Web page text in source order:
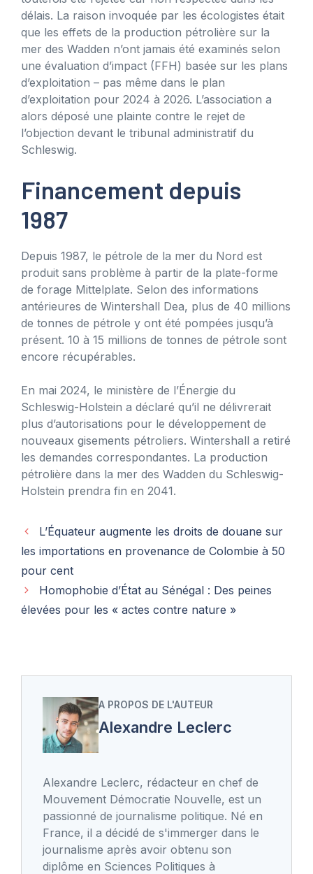
délais. La raison invoquée par les écologistes était
que les effets de la production pétrolière sur la
mer des Wadden n’ont jamais été examinés selon
une évaluation d’impact (FFH) basée sur les plans
d’exploitation – pas même dans le plan
d’exploitation pour 2024 à 2026. L’association a
alors déposé une plainte contre le rejet de
l’objection devant le tribunal administratif du
Schleswig.
Financement depuis
1987
Depuis 1987, le pétrole de la mer du Nord est
produit sans problème à partir de la plate-forme
de forage Mittelplate. Selon des informations
antérieures de Wintershall Dea, plus de 40 millions
de tonnes de pétrole y ont été pompées jusqu’à
présent. 10 à 15 millions de tonnes de pétrole sont
encore récupérables.
En mai 2024, le ministère de l’Énergie du
Schleswig-Holstein a déclaré qu’il ne délivrerait
plus d’autorisations pour le développement de
nouveaux gisements pétroliers. Wintershall a retiré
les demandes correspondantes. La production
pétrolière dans la mer des Wadden du Schleswig-
Holstein prendra fin en 2041.
L’Équateur augmente les droits de douane sur
les importations en provenance de Colombie à 50
pour cent
Homophobie d’État au Sénégal : Des peines
élevées pour les « actes contre nature »
A PROPOS DE L'AUTEUR
Alexandre Leclerc
Alexandre Leclerc, rédacteur en chef de
Mouvement Démocratie Nouvelle, est un
passionné de journalisme politique. Né en
France, il a décidé de s'immerger dans le
journalisme après avoir obtenu son
diplôme en Sciences Politiques à